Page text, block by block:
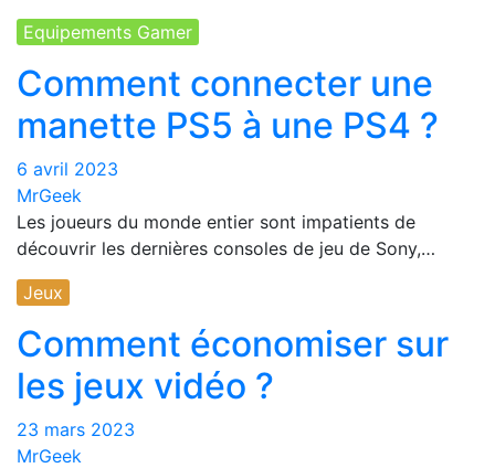
Equipements Gamer
Comment connecter une
manette PS5 à une PS4 ?
6 avril 2023
MrGeek
Les joueurs du monde entier sont impatients de
découvrir les dernières consoles de jeu de Sony,…
Jeux
Comment économiser sur
les jeux vidéo ?
23 mars 2023
MrGeek